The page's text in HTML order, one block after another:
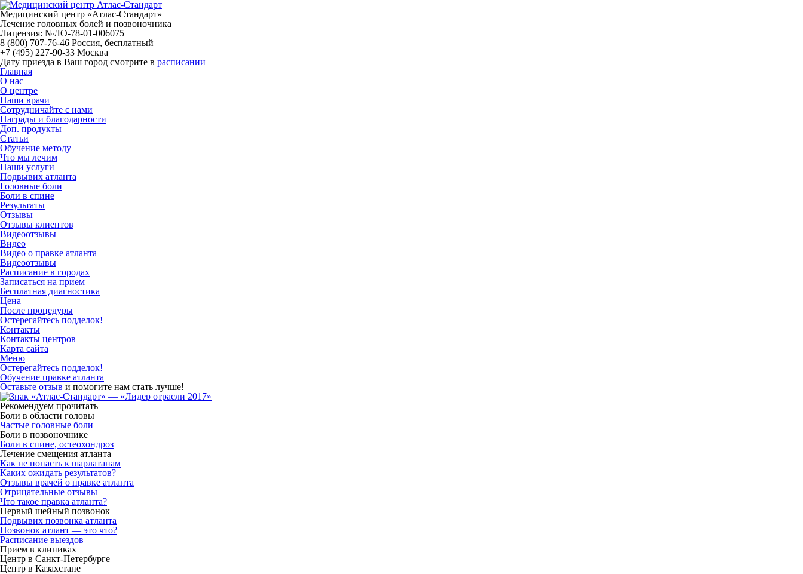
Медицинский центр «Атлас-Стандарт»
Лечение головных болей и позвоночника
Лицензия: №ЛО-78-01-006075
8 (800) 707-76-46 Россия, бесплатный
+7 (495) 227-90-33 Москва
Дату приезда в Ваш город смотрите в расписании
Главная
О нас
О центре
Наши врачи
Сотрудничайте с нами
Награды и благодарности
Доп. продукты
Статьи
Обучение методу
Что мы лечим
Наши услуги
Подвывих атланта
Головные боли
Боли в спине
Результаты
Отзывы
Отзывы клиентов
Видеоотзывы
Видео
Видео о правке атланта
Видеоотзывы
Расписание в городах
Записаться на прием
Бесплатная диагностика
Цена
После процедуры
Остерегайтесь подделок!
Контакты
Контакты центров
Карта сайта
Меню
Остерегайтесь подделок!
Обучение правке атланта
Оставьте отзыв и помогите нам стать лучше!
Рекомендуем прочитать
Боли в области головы
Частые головные боли
Боли в позвоночнике
Боли в спине, остеохондроз
Лечение смещения атланта
Как не попасть к шарлатанам
Каких ожидать результатов?
Отзывы врачей о правке атланта
Отрицательные отзывы
Что такое правка атланта?
Первый шейный позвонок
Подвывих позвонка атланта
Позвонок атлант — это что?
Расписание выездов
Прием в клиниках
Центр в Санкт-Петербурге
Центр в Казахстане